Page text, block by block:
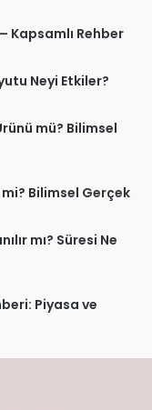
Kapsamlı Rehber
Neyi Etkiler?
mü? Bilimsel
Bilimsel Gerçek
mı? Süresi Ne
Piyasa ve